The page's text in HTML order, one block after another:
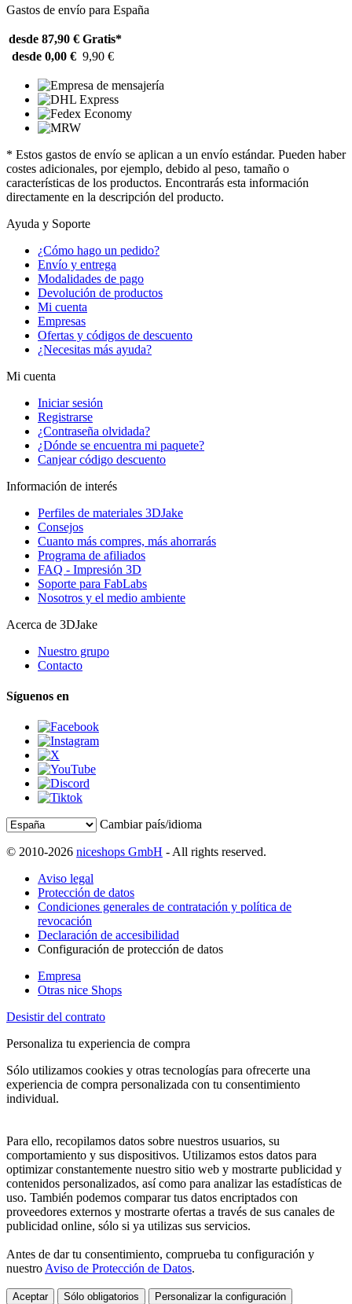
Gastos de envío para España
desde 87,90 € Gratis*
desde 0,00 € 9,90 €
* Estos gastos de envío se aplican a un envío estándar. Pueden haber
costes adicionales, por ejemplo, debido al peso, tamaño o
características de los productos. Encontrarás esta información
directamente en la descripción del producto.
Ayuda y Soporte
¿Cómo hago un pedido?
Envío y entrega
Modalidades de pago
Devolución de productos
Mi cuenta
Empresas
Ofertas y códigos de descuento
¿Necesitas más ayuda?
Mi cuenta
Iniciar sesión
Registrarse
¿Contraseña olvidada?
¿Dónde se encuentra mi paquete?
Canjear código descuento
Información de interés
Perfiles de materiales 3DJake
Consejos
Cuanto más compres, más ahorrarás
Programa de afiliados
FAQ - Impresión 3D
Soporte para FabLabs
Nosotros y el medio ambiente
Acerca de 3DJake
Nuestro grupo
Contacto
Síguenos en
Cambiar país/idioma
© 2010-2026 niceshops GmbH - All rights reserved.
Aviso legal
Protección de datos
Condiciones generales de contratación y política de
revocación
Declaración de accesibilidad
Configuración de protección de datos
Empresa
Otras nice Shops
Desistir del contrato
Personaliza tu experiencia de compra
Sólo utilizamos cookies y otras tecnologías para ofrecerte una
experiencia de compra personalizada con tu consentimiento
individual.
Para ello, recopilamos datos sobre nuestros usuarios, su
comportamiento y sus dispositivos. Utilizamos estos datos para
optimizar constantemente nuestro sitio web y mostrarte publicidad y
contenidos personalizados, así como para analizar las estadísticas de
uso. También podemos comparar tus datos encriptados con
proveedores externos y mostrarte ofertas a través de sus canales de
publicidad online, sólo si ya utilizas sus servicios.
Antes de dar tu consentimiento, comprueba tu configuración y
nuestro Aviso de Protección de Datos.
Aceptar Sólo obligatorios Personalizar la configuración